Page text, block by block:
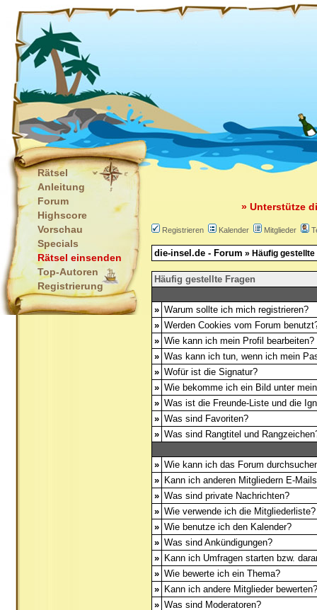
Rätsel
Anleitung
Forum
Highscore
Vorschau
Specials
Rätsel einsenden
Top-Autoren
Registrierung
» Unterstütze
Registrieren Kalender Mitglieder
die-insel.de - Forum » Häufig gestellte
Häufig gestellte Fragen
» Warum sollte ich mich registrieren?
» Werden Cookies vom Forum
» Wie kann ich mein Profil bearbeiten?
» Was kann ich tun, wenn ich mein
» Wofür ist die Signatur?
» Wie bekomme ich ein Bild unter
» Was ist die Freunde-Liste und die
» Was sind Favoriten?
» Was sind Rangtitel und
» Wie kann ich das Forum
» Kann ich anderen Mitgliedern E-
» Was sind private Nachrichten?
» Wie verwende ich die Mitgliederliste?
» Wie benutze ich den Kalender?
» Was sind Ankündigungen?
» Kann ich Umfragen starten bzw.
» Wie bewerte ich ein Thema?
» Kann ich andere Mitglieder bewerten?
» Was sind Moderatoren?